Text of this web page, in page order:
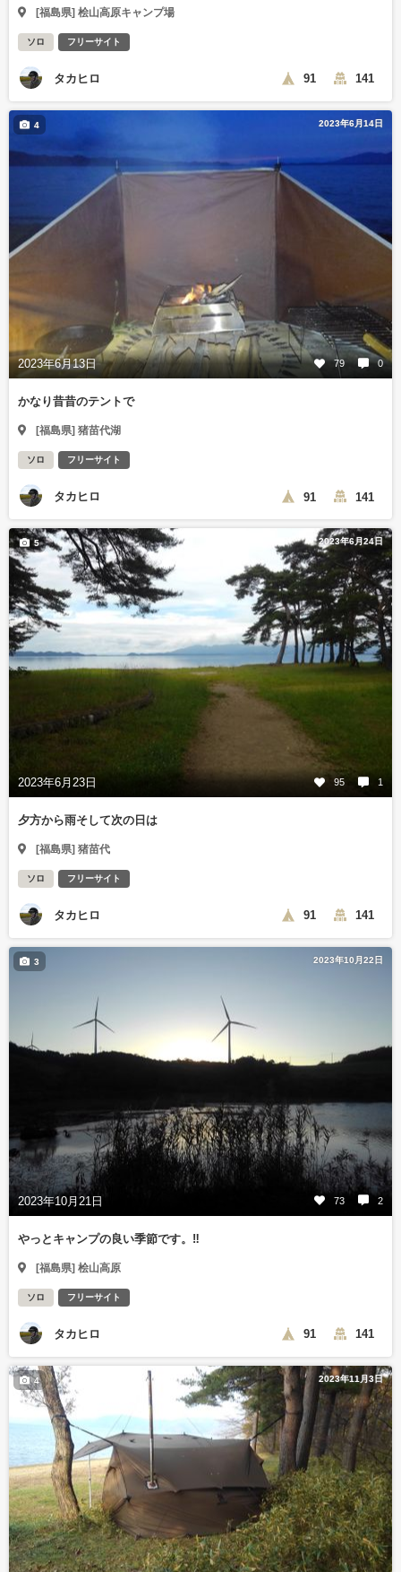
[福島県] 桧山高原キャンプ場
ソロ フリーサイト
タカヒロ 91 141
2023年6月14日
2023年6月13日 79 0
4
かなり昔昔のテントで
[福島県] 猪苗代湖
ソロ フリーサイト
タカヒロ 91 141
2023年6月24日
2023年6月23日 95 1
5
夕方から雨そして次の日は
[福島県] 猪苗代
ソロ フリーサイト
タカヒロ 91 141
2023年10月22日
2023年10月21日 73 2
3
やっとキャンプの良い季節です。‼️
[福島県] 桧山高原
ソロ フリーサイト
タカヒロ 91 141
2023年11月3日
4